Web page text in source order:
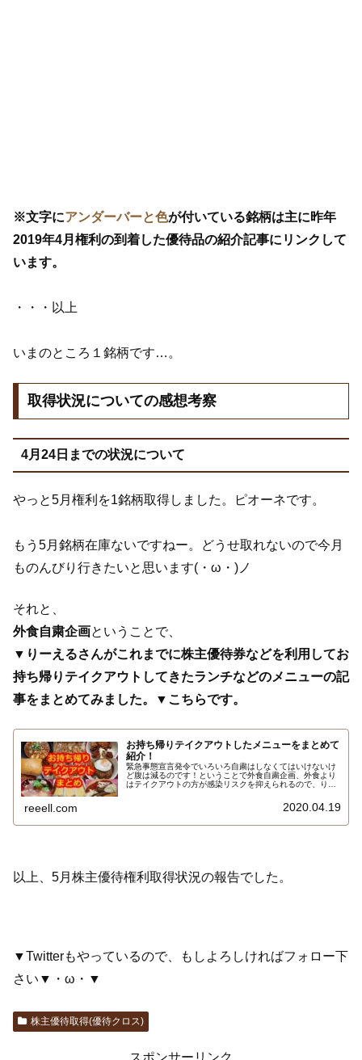
※文字にアンダーバーと色が付いている銘柄は主に昨年
2019年4月権利の到着した優待品の紹介記事にリンクして
います。
・・・以上
いまのところ１銘柄です…。
取得状況についての感想考察
4月24日までの状況について
やっと5月権利を1銘柄取得しました。ピオーネです。
もう5月銘柄在庫ないですねー。どうせ取れないので今月
ものんびり行きたいと思います(・ω・)ノ
それと、
外食自粛企画ということで、
▼りーえるさんがこれまでに株主優待券などを利用してお
持ち帰りテイクアウトしてきたランチなどのメニューの記
事をまとめてみました。▼こちらです。
お持ち帰りテイクアウトしたメニューをまとめて
紹介！
緊急事態宣言発令でいろいろ自粛はしなくてはいけないけ
ど腹は減るのです！ということで外食自粛企画、外食より
はテイクアウトの方が感染リスクを抑えられるので、りー
りテイクアウトしてきたランチなどのメニューの記事をま
reeell.com 2020.04.19
以上、5月株主優待権利取得状況の報告でした。
▼Twitterもやっているので、もしよろしければフォロー下
さい▼・ω・▼
株主優待取得(優待クロス)
スポンサーリンク